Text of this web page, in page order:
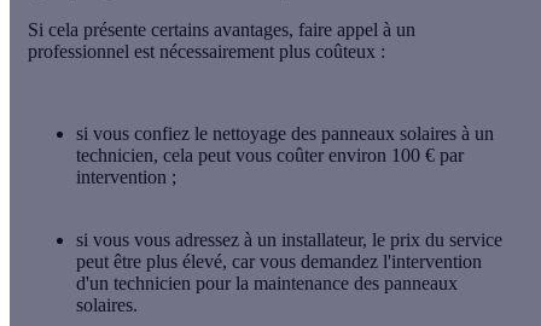
Si cela présente certains avantages, faire appel à un
professionnel est nécessairement plus coûteux :
si vous confiez le nettoyage des panneaux solaires à un
technicien, cela peut vous coûter environ 100 € par
intervention ;
si vous vous adressez à un installateur, le prix du service
peut être plus élevé, car vous demandez l'intervention
d'un technicien pour la maintenance des panneaux
solaires.